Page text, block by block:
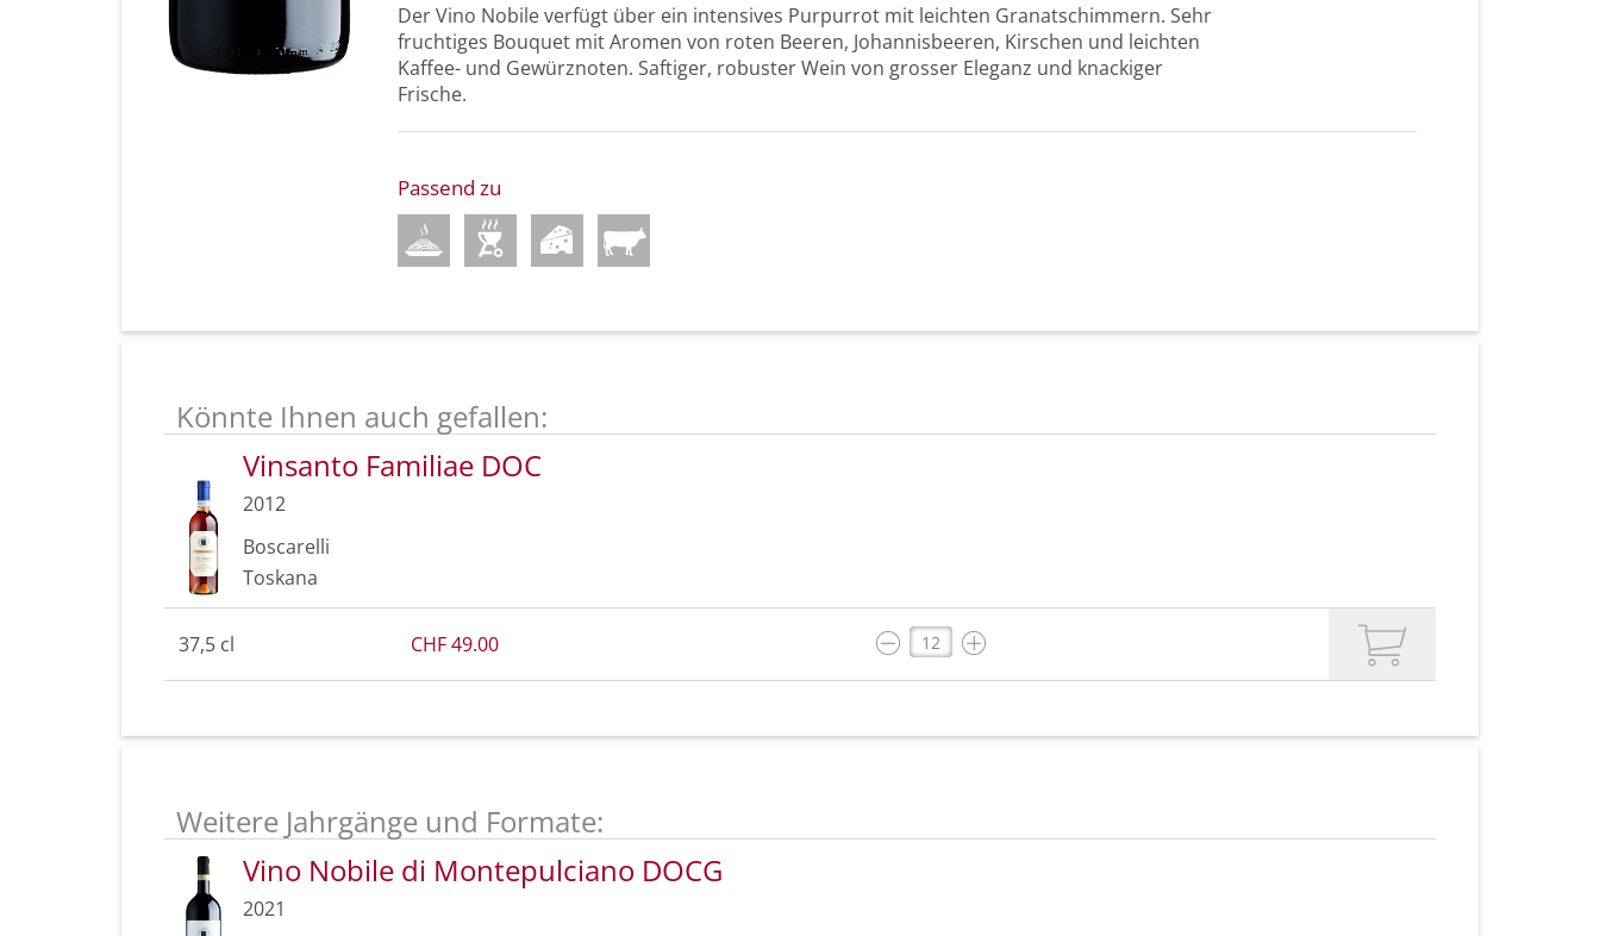
Der Vino Nobile verfügt über ein intensives Purpurrot mit leichten Granatschimmern. Sehr
fruchtiges Bouquet mit Aromen von roten Beeren, Johannisbeeren, Kirschen und leichten
Kaffee- und Gewürznoten. Saftiger, robuster Wein von grosser Eleganz und knackiger
Frische.
Passend zu
Könnte Ihnen auch gefallen:
Vinsanto Familiae DOC
2012
Boscarelli
Toskana
37,5 cl CHF 49.00
Weitere Jahrgänge und Formate:
Vino Nobile di Montepulciano DOCG
2021